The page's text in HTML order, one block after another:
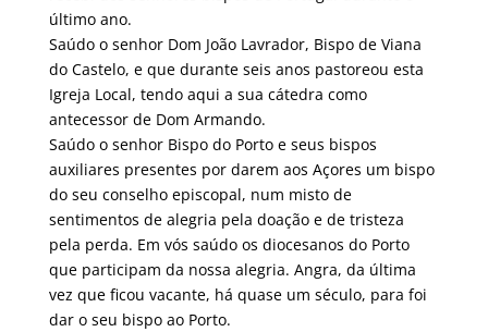
último ano.
Saúdo o senhor Dom João Lavrador, Bispo de Viana
do Castelo, e que durante seis anos pastoreou esta
Igreja Local, tendo aqui a sua cátedra como
antecessor de Dom Armando.
Saúdo o senhor Bispo do Porto e seus bispos
auxiliares presentes por darem aos Açores um bispo
do seu conselho episcopal, num misto de
sentimentos de alegria pela doação e de tristeza
pela perda. Em vós saúdo os diocesanos do Porto
que participam da nossa alegria. Angra, da última
vez que ficou vacante, há quase um século, para foi
dar o seu bispo ao Porto.